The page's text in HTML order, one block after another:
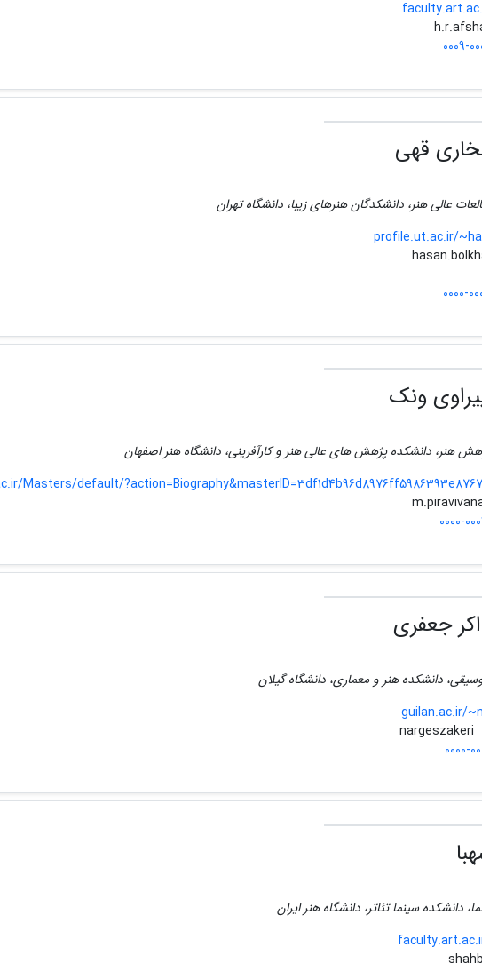
0009-
قهی
عالی هنر، دانشکدگان هنرهای زیبا، دانشگاه تهران
profile.ut.ac.ir/
0000-
ونک
هنر، دانشکده پژهش های عالی هنر و کارآفرینی، دانشگاه هنر اصفهان
Masters/default/
0000-
جعفری
دانشکده هنر و معماری، دانشگاه گیلان
guilan.ac.ir/
0000-
دانشکده سینما تئاتر، دانشگاه هنر ایران